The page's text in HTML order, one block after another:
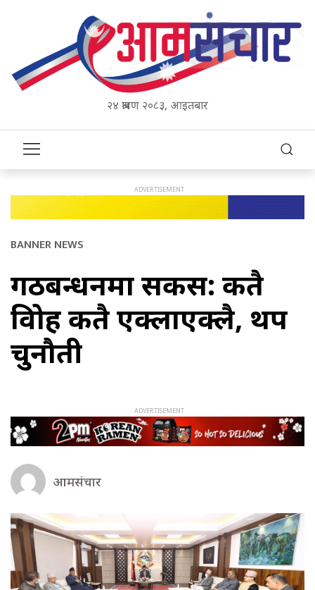
२४ श्रावण २०८३, आइतबार
BANNER NEWS
गठबन्धनमा सकस: कतै
विद्रोह कतै एक्लाएक्लै, थप
चुनौती
आमसंचार